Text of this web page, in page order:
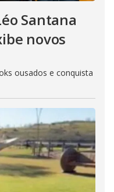
Santana
novos
ousados e conquista